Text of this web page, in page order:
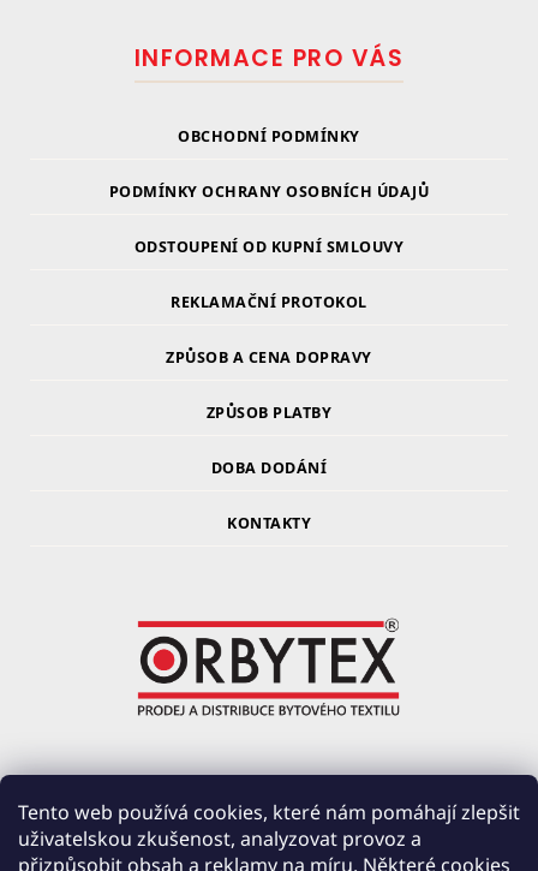
Tento web používá cookies, které nám pomáhají zlepšit
uživatelskou zkušenost, analyzovat provoz a
přizpůsobit obsah a reklamy na míru. Některé cookies
INFORMACE PRO VÁS
OBCHODNÍ PODMÍNKY
PODMÍNKY OCHRANY OSOBNÍCH ÚDAJŮ
ODSTOUPENÍ OD KUPNÍ SMLOUVY
REKLAMAČNÍ PROTOKOL
ZPŮSOB A CENA DOPRAVY
ZPŮSOB PLATBY
DOBA DODÁNÍ
KONTAKTY
PRŮMYSLOVÁ 220, ČERVENÉ ZÁHOŘÍ
391 37 CHOTOVINY